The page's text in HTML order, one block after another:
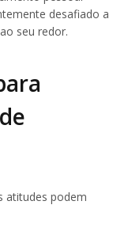
desafiado a
seu redor.
atitudes podem